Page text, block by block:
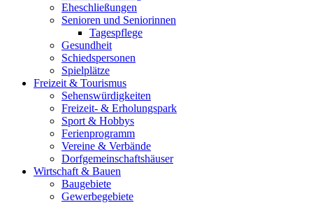
Eheschließungen
Senioren und Seniorinnen
Tagespflege
Gesundheit
Schiedspersonen
Spielplätze
Freizeit & Tourismus
Sehenswürdigkeiten
Freizeit- & Erholungspark
Sport & Hobbys
Ferienprogramm
Vereine & Verbände
Dorfgemeinschaftshäuser
Wirtschaft & Bauen
Baugebiete
Gewerbegebiete